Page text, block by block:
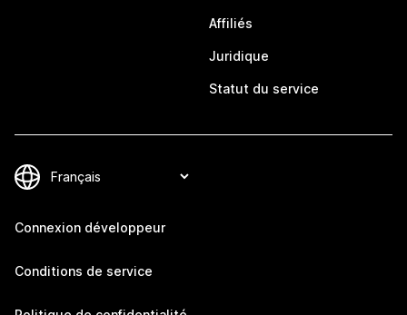
Affiliés
Juridique
Statut du service
Connexion développeur
Conditions de service